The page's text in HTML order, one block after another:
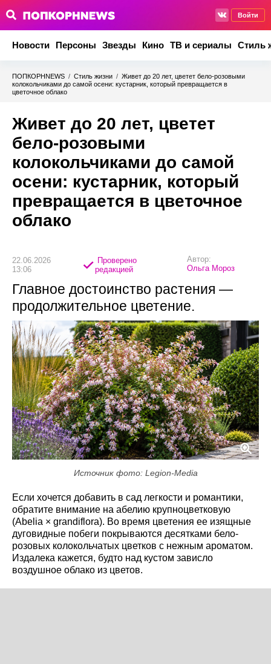
Войти
Новости Персоны Звезды Кино ТВ и сериалы Стиль
ПОПКОРНNEWS / Стиль жизни / Живет до 20 лет, цветет бело-розовыми
колокольчиками до самой осени: кустарник, который превращается в
цветочное облако
Живет до 20 лет, цветет
бело-розовыми
колокольчиками до самой
осени: кустарник, который
превращается в цветочное
облако
22.06.2026
13:06
Проверено
редакцией
Автор:
Ольга Мороз
Главное достоинство растения —
продолжительное цветение.
Источник фото: Legion-Media
Если хочется добавить в сад легкости и романтики,
обратите внимание на абелию крупноцветковую
(Abelia × grandiflora). Во время цветения ее изящные
дуговидные побеги покрываются десятками бело-
розовых колокольчатых цветков с нежным ароматом.
Издалека кажется, будто над кустом зависло
воздушное облако из цветов.